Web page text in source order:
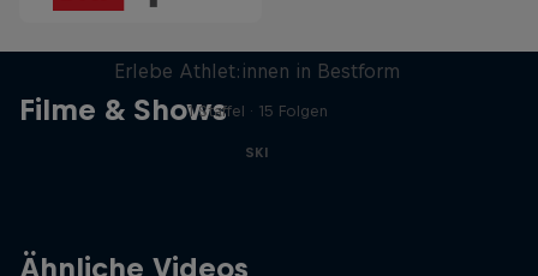
Filme & Shows
Erlebe Athlet:innen in Bestform
1 Staffel · 15 Folgen
SKI
Ähnliche Videos